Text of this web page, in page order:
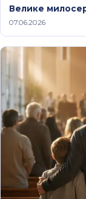
Велике
07.06.2026